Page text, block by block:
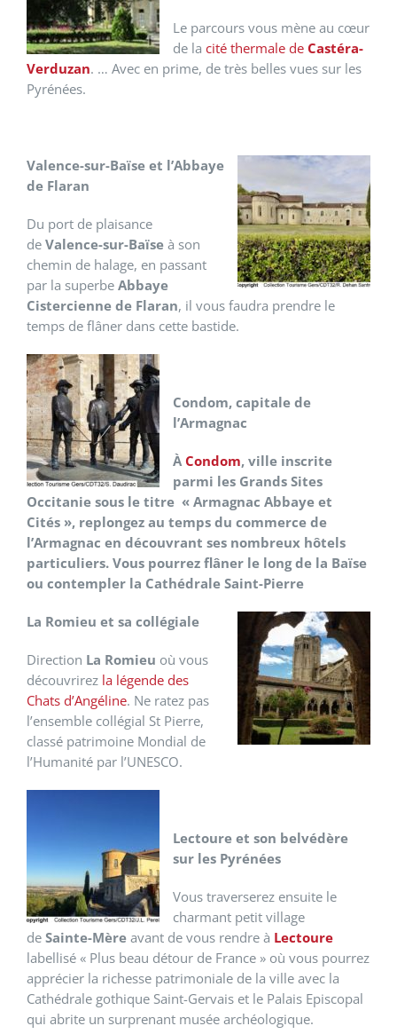
Le parcours vous mène au cœur
de la cité thermale de Castéra-
Verduzan. … Avec en prime, de très belles vues sur les
Pyrénées.
Valence-sur-Baïse et l’Abbaye
de Flaran
Du port de plaisance
de Valence-sur-Baïse à son
chemin de halage, en passant
par la superbe Abbaye
Cistercienne de Flaran, il vous faudra prendre le
temps de flâner dans cette bastide.
Condom, capitale de
l’Armagnac
À Condom, ville inscrite
parmi les Grands Sites
Occitanie sous le titre « Armagnac Abbaye et
Cités », replongez au temps du commerce de
l’Armagnac en découvrant ses nombreux hôtels
particuliers. Vous pourrez flâner le long de la Baïse
ou contempler la Cathédrale Saint-Pierre
La Romieu et sa collégiale
Direction La Romieu où vous
découvrirez la légende des
Chats d’Angéline. Ne ratez pas
l’ensemble collégial St Pierre,
classé patrimoine Mondial de
l’Humanité par l’UNESCO.
Lectoure et son belvédère
sur les Pyrénées
Vous traverserez ensuite le
charmant petit village
de Sainte-Mère avant de vous rendre à Lectoure
labellisé « Plus beau détour de France » où vous pourrez
apprécier la richesse patrimoniale de la ville avec la
Cathédrale gothique Saint-Gervais et le Palais Episcopal
qui abrite un surprenant musée archéologique.